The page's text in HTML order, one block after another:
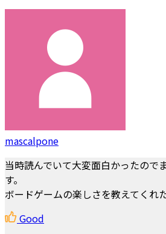
mascalpone
当時読んでいて大変面白かったので
す。
ボードゲームの楽しさを教えてくれ
Good